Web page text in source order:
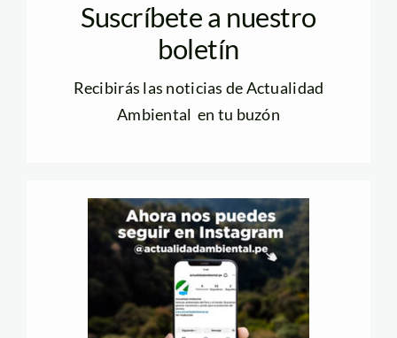
Suscríbete a nuestro
boletín
Recibirás las noticias de Actualidad
Ambiental en tu buzón